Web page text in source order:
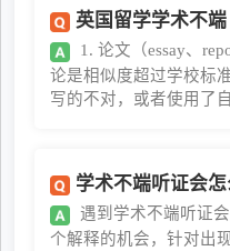
英国留学学术不端
1. 论文（essay、
论是相似度超过学校标
写的不对，或者使用了
学术不端听证会
遇到学术不端听证
个解释的机会，针对出